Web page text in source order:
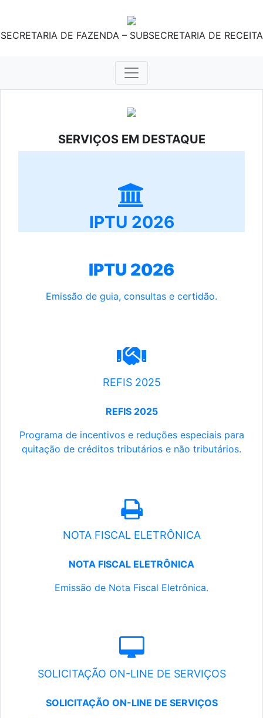
SECRETARIA DE FAZENDA – SUBSECRETARIA DE RECEITA
SERVIÇOS EM DESTAQUE
IPTU 2026
IPTU 2026
Emissão de guia, consultas e certidão.
REFIS 2025
REFIS 2025
Programa de incentivos e reduções especiais para
quitação de créditos tributários e não tributários.
NOTA FISCAL ELETRÔNICA
NOTA FISCAL ELETRÔNICA
Emissão de Nota Fiscal Eletrônica.
SOLICITAÇÃO ON-LINE DE SERVIÇOS
SOLICITAÇÃO ON-LINE DE SERVIÇOS